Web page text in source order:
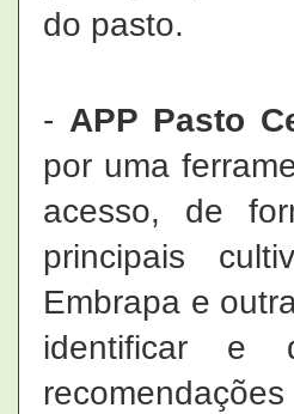
do pasto.
-APP Pasto
por uma
acesso, de
principais
Embrapa e
identificar e